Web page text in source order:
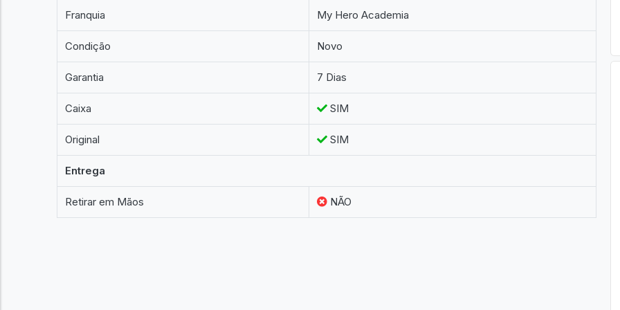
Franquia My Hero Academia
Condição Novo
Garantia 7 Dias
Caixa SIM
Original SIM
Entrega
Retirar em Mãos NÃO